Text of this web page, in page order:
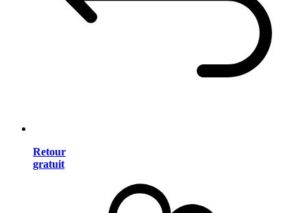
Retour
gratuit